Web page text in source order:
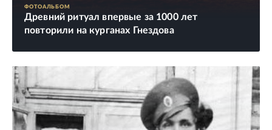
ФОТОАЛЬБОМ
Древний ритуал впервые за 1000 лет
повторили на курганах Гнездова